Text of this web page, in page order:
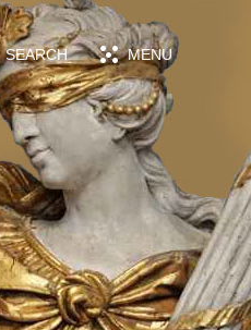
MENU
SEARCH